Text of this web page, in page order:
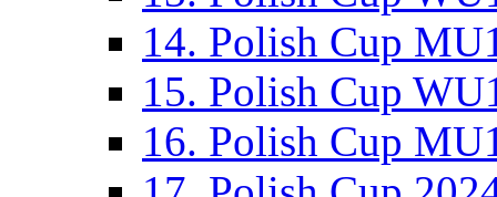
14. Polish Cup
15. Polish Cup
16. Polish Cup